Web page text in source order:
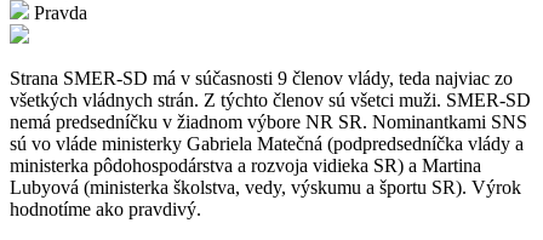
Pravda
Strana SMER-SD má v súčasnosti 9 členov vlády, teda najviac zo
všetkých vládnych strán. Z týchto členov sú všetci muži. SMER-SD
nemá predsedníčku v žiadnom výbore NR SR. Nominantkami SNS
sú vo vláde ministerky Gabriela Matečná (podpredsedníčka vlády a
ministerka pôdohospodárstva a rozvoja vidieka SR) a Martina
Lubyová (ministerka školstva, vedy, výskumu a športu SR). Výrok
hodnotíme ako pravdivý.